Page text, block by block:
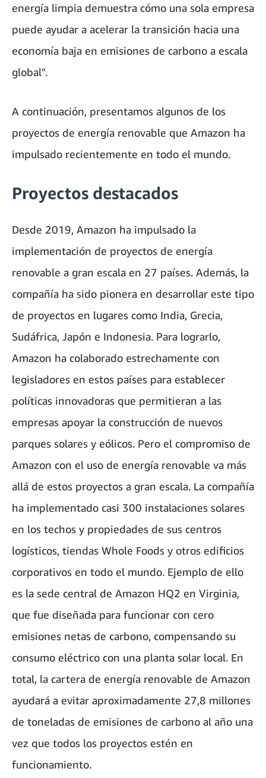
energía limpia demuestra cómo una sola empresa
puede ayudar a acelerar la transición hacia una
economía baja en emisiones de carbono a escala
global".
A continuación, presentamos algunos de los
proyectos de energía renovable que Amazon ha
impulsado recientemente en todo el mundo.
Proyectos destacados
Desde 2019, Amazon ha impulsado la
implementación de proyectos de energía
renovable a gran escala en 27 países. Además, la
compañía ha sido pionera en desarrollar este tipo
de proyectos en lugares como India, Grecia,
Sudáfrica, Japón e Indonesia. Para lograrlo,
Amazon ha colaborado estrechamente con
legisladores en estos países para establecer
políticas innovadoras que permitieran a las
empresas apoyar la construcción de nuevos
parques solares y eólicos. Pero el compromiso de
Amazon con el uso de energía renovable va más
allá de estos proyectos a gran escala. La compañía
ha implementado casi 300 instalaciones solares
en los techos y propiedades de sus centros
logísticos, tiendas Whole Foods y otros edificios
corporativos en todo el mundo. Ejemplo de ello
es la sede central de Amazon HQ2 en Virginia,
que fue diseñada para funcionar con cero
emisiones netas de carbono, compensando su
consumo eléctrico con una planta solar local. En
total, la cartera de energía renovable de Amazon
ayudará a evitar aproximadamente 27,8 millones
de toneladas de emisiones de carbono al año una
vez que todos los proyectos estén en
funcionamiento.